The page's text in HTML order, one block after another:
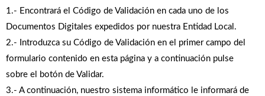
1.- Encontrará el Código de Validación en cada uno de los
Documentos Digitales expedidos por nuestra Entidad Local.
2.- Introduzca su Código de Validación en el primer campo del
formulario contenido en esta página y a continuación pulse
sobre el botón de Validar.
3.- A continuación, nuestro sistema informático le informará de